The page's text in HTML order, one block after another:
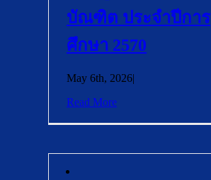
บัณฑิต ประจำปีการ
ศึกษา 2570
May 6th, 2026|
Read More